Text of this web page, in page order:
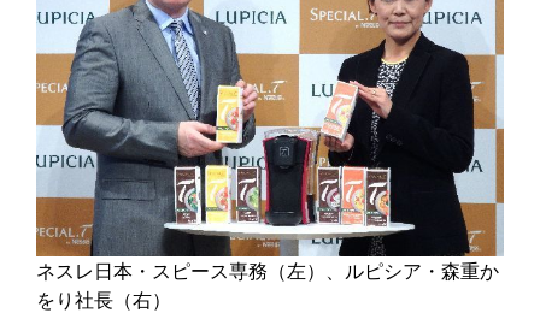
ネスレ日本・スピース専務（左）、ルピシア・森重か
をり社長（右）